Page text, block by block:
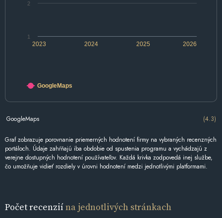
2024 2026
2023 2025
1
2
GoogleMaps
GoogleMaps (4.3)
Graf zobrazuje porovnanie priemerných hodnotení firmy na vybraných recenzných
portáloch. Údaje zahŕňajú iba obdobie od spustenia programu a vychádzajú z
verejne dostupných hodnotení používateľov. Každá krivka zodpovedá inej službe,
čo umožňuje vidieť rozdiely v úrovni hodnotení medzi jednotlivými platformami.
Počet recenziína jednotlivých stránkach